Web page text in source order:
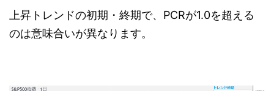
上昇トレンドの初期・終期で、PCRが1.0を超える
のは意味合いが異なります。